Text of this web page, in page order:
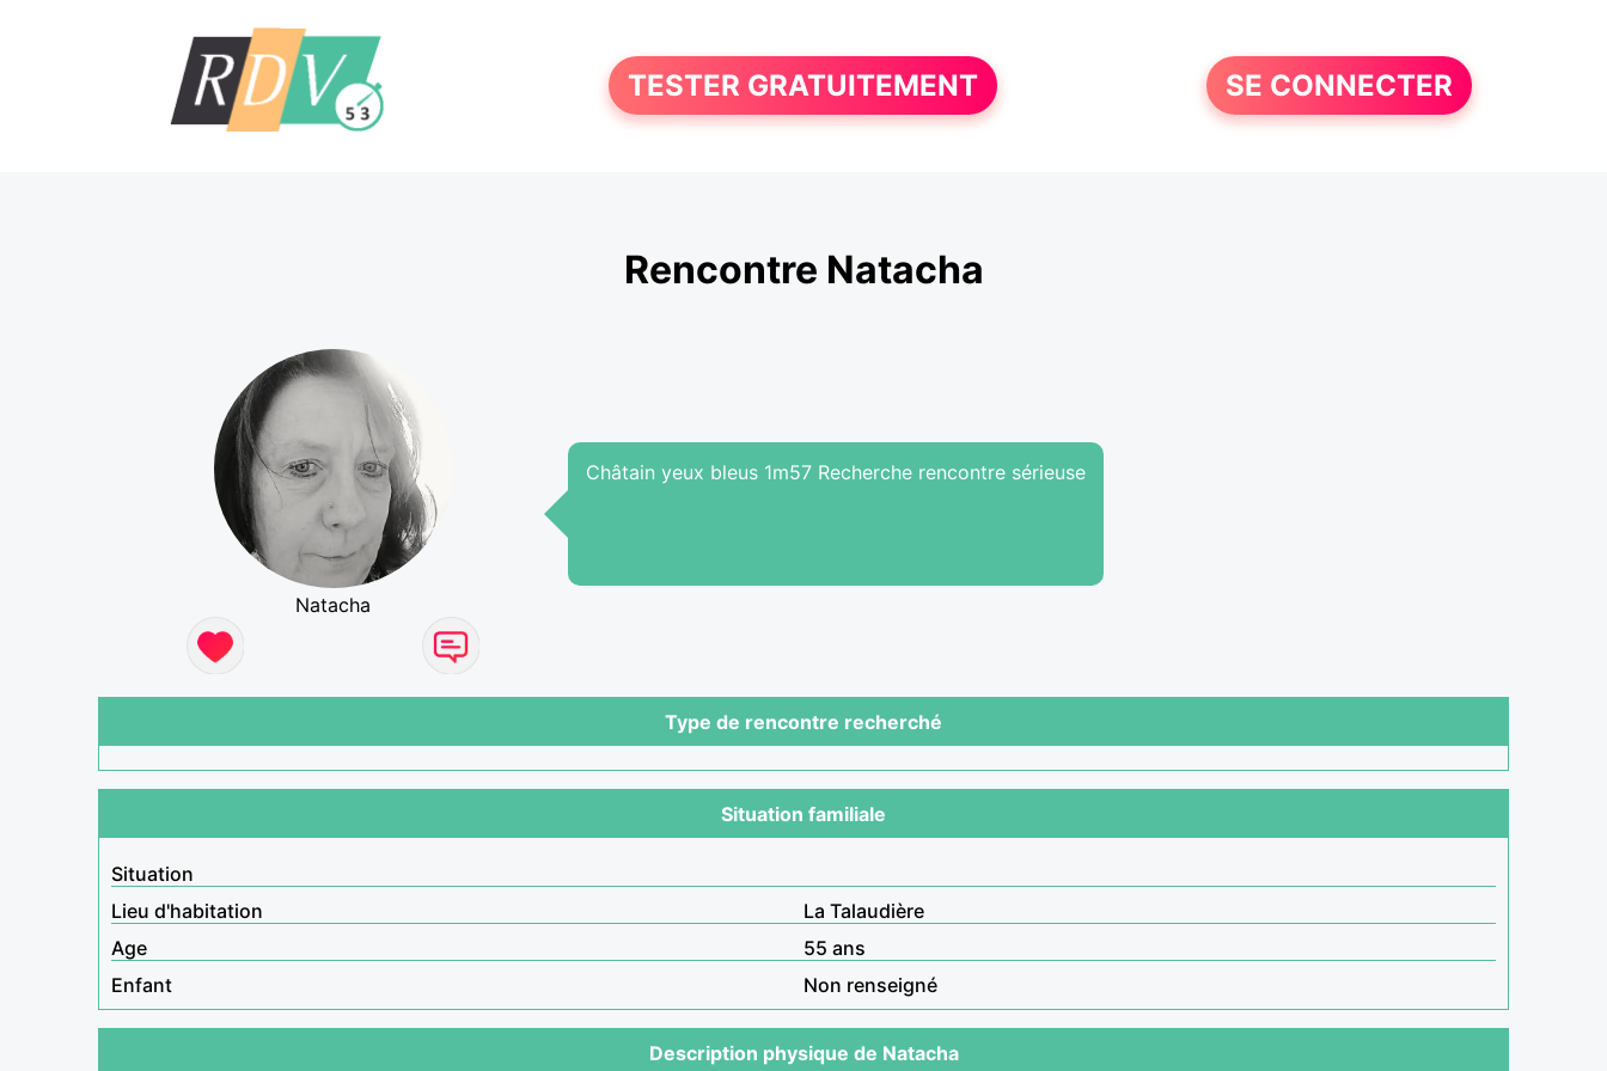
TESTER GRATUITEMENT SE CONNECTER
Rencontre Natacha
Natacha
Châtain yeux bleus 1m57 Recherche rencontre sérieuse
Type de rencontre recherché
Situation familiale
Situation
Lieu d'habitation
La Talaudière
Age
55 ans
Enfant
Non renseigné
Description physique de Natacha